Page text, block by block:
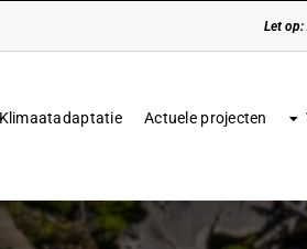
Let op:
Klimaatadaptatie Actuele projecten